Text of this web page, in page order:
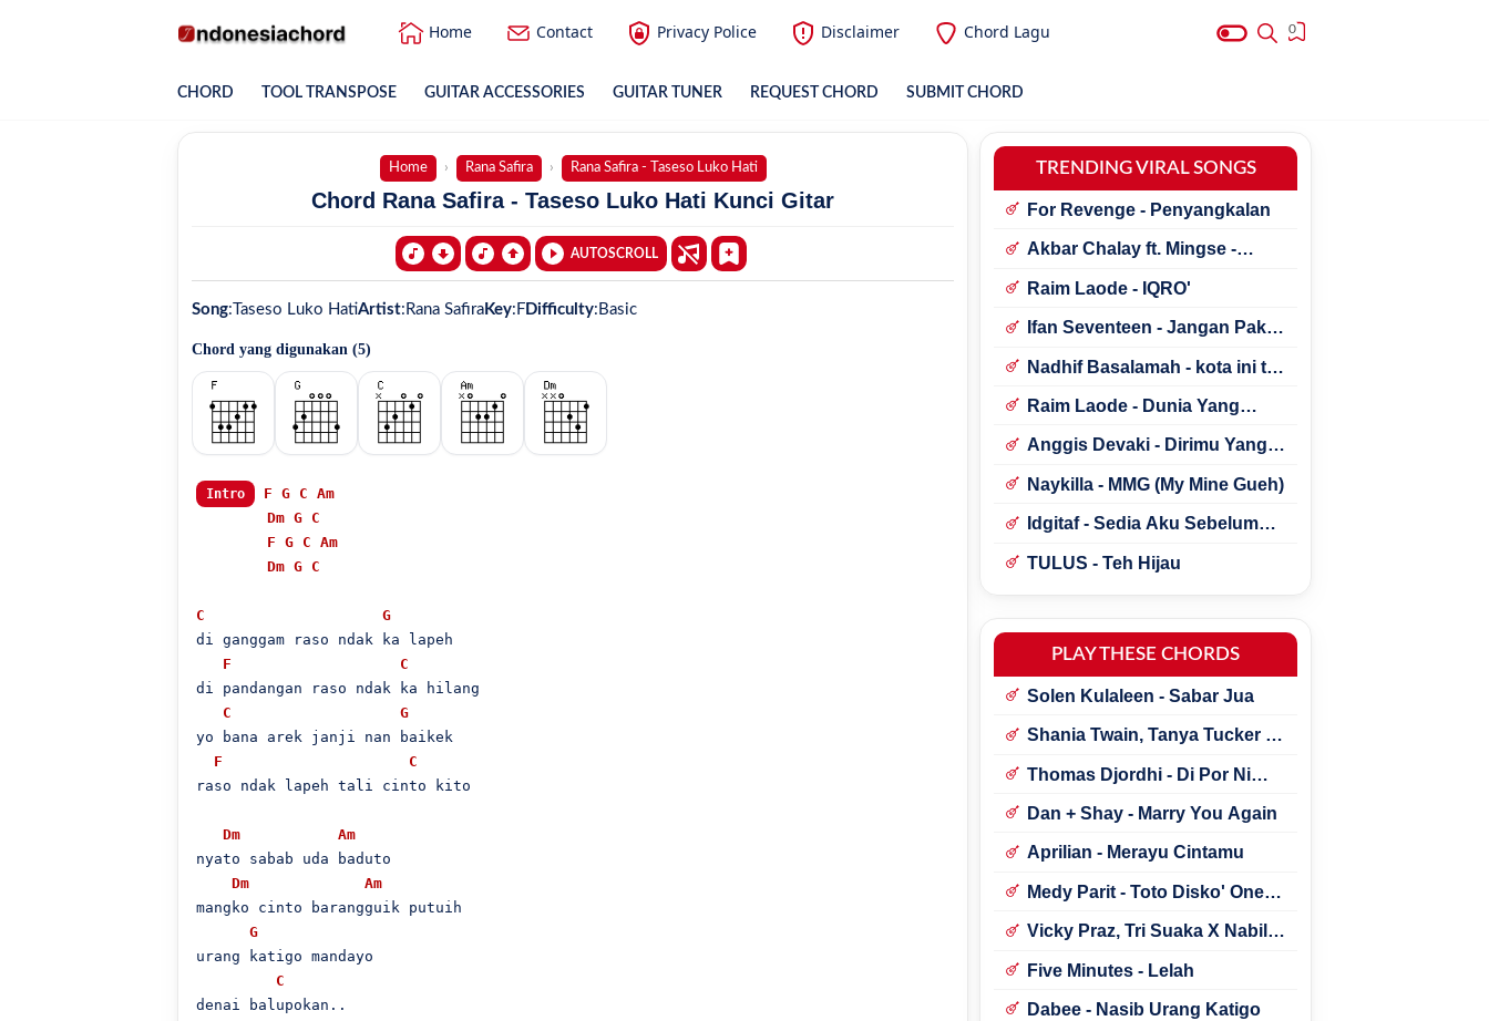
Home Contact Privacy Police Disclaimer Chord Lagu 0
CHORD TOOL TRANSPOSE GUITAR ACCESSORIES GUITAR TUNER REQUEST CHORD SUBMIT CHORD
Home Rana Safira Rana Safira - Taseso Luko Hati
Chord Rana Safira - Taseso Luko Hati Kunci Gitar
AUTOSCROLL
Song: Taseso Luko HatiArtist: Rana Safira Key: F Difficulty: Basic
Chord yang digunakan (5)
Intro F G C Am
Dm G C
F G C Am
Dm G C
C
G
di ganggam raso ndak ka lapeh
F
C
di pandangan raso ndak ka hilang
C
G
yo bana arek janji nan baikek
F
C
raso ndak lapeh tali cinto kito
Dm
Am
nyato sabab uda baduto
Dm
Am
mangko cinto barangguik putuih
G
urang katigo mandayo
C
denai balupokan..
TRENDING VIRAL SONGS
For Revenge - Penyangkalan
Akbar Chalay ft. Mingse -
Raim Laode - IQRO'
Ifan Seventeen - Jangan Paksa
Nadhif Basalamah - kota ini tak
Raim Laode - Dunia Yang
Anggis Devaki - Dirimu Yang
Naykilla - MMG (My Mine Gueh)
Idgitaf - Sedia Aku Sebelum
TULUS - Teh Hijau
PLAY THESE CHORDS
Solen Kulaleen - Sabar Jua
Shania Twain, Tanya Tucker -
Thomas Djordhi - Di Por Ni
Dan + Shay - Marry You Again
Aprilian - Merayu Cintamu
Medy Parit - Toto Disko' One
Vicky Praz, Tri Suaka X Nabila
Five Minutes - Lelah
Dabee - Nasib Urang Katigo